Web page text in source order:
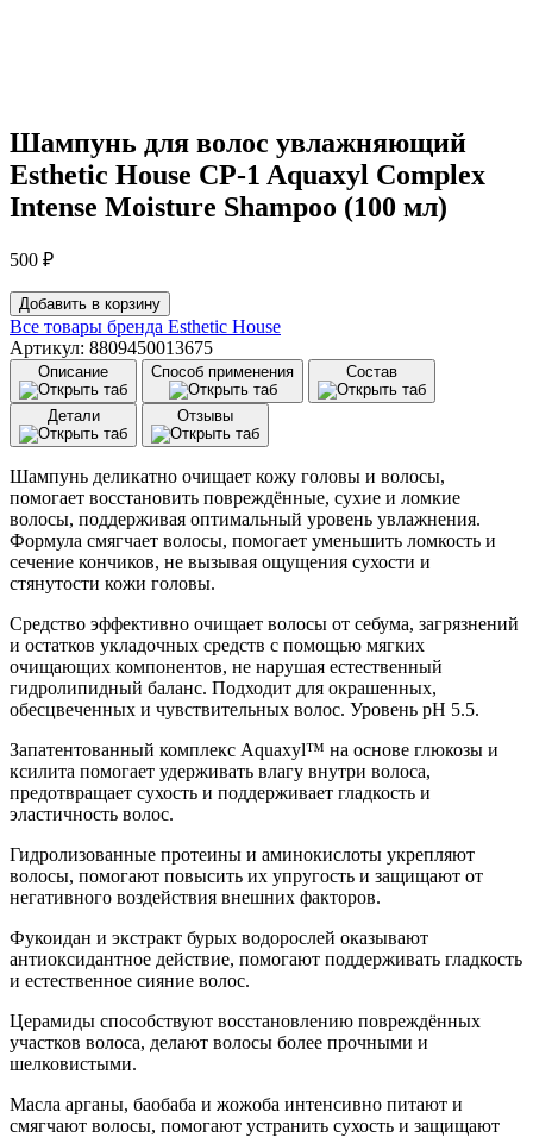
Шампунь для волос увлажняющий
Esthetic House CP-1 Aquaxyl Complex
Intense Moisture Shampoo (100 мл)
500 ₽
Количество
товара
Шампунь
для
волос
увлажняющий
Esthetic
House
CP-
1
Aquaxyl
Complex
Intense
Moisture
Shampoo
(100
мл)
Добавить в корзину
Все товары бренда Esthetic House
Артикул: 8809450013675
Описание Способ применения Состав
Детали Отзывы
Шампунь деликатно очищает кожу головы и волосы,
помогает восстановить повреждённые, сухие и ломкие
волосы, поддерживая оптимальный уровень увлажнения.
Формула смягчает волосы, помогает уменьшить ломкость и
сечение кончиков, не вызывая ощущения сухости и
стянутости кожи головы.
Средство эффективно очищает волосы от себума, загрязнений
и остатков укладочных средств с помощью мягких
очищающих компонентов, не нарушая естественный
гидролипидный баланс. Подходит для окрашенных,
обесцвеченных и чувствительных волос. Уровень pH 5.5.
Запатентованный комплекс Aquaxyl™ на основе глюкозы и
ксилита помогает удерживать влагу внутри волоса,
предотвращает сухость и поддерживает гладкость и
эластичность волос.
Гидролизованные протеины и аминокислоты укрепляют
волосы, помогают повысить их упругость и защищают от
негативного воздействия внешних факторов.
Фукоидан и экстракт бурых водорослей оказывают
антиоксидантное действие, помогают поддерживать гладкость
и естественное сияние волос.
Церамиды способствуют восстановлению повреждённых
участков волоса, делают волосы более прочными и
шелковистыми.
Масла арганы, баобаба и жожоба интенсивно питают и
смягчают волосы, помогают устранить сухость и защищают